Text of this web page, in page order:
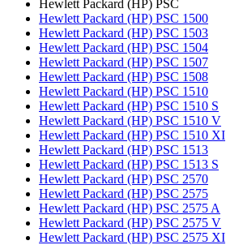
Hewlett Packard (HP) PSC
Hewlett Packard (HP) PSC 1500
Hewlett Packard (HP) PSC 1503
Hewlett Packard (HP) PSC 1504
Hewlett Packard (HP) PSC 1507
Hewlett Packard (HP) PSC 1508
Hewlett Packard (HP) PSC 1510
Hewlett Packard (HP) PSC 1510 S
Hewlett Packard (HP) PSC 1510 V
Hewlett Packard (HP) PSC 1510 XI
Hewlett Packard (HP) PSC 1513
Hewlett Packard (HP) PSC 1513 S
Hewlett Packard (HP) PSC 2570
Hewlett Packard (HP) PSC 2575
Hewlett Packard (HP) PSC 2575 A
Hewlett Packard (HP) PSC 2575 V
Hewlett Packard (HP) PSC 2575 XI